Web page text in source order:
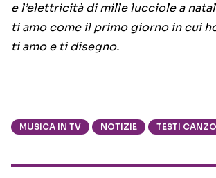
e l’elettricità di mille lucciole a
ti amo come il primo giorno in cui
ti amo e ti disegno.
MUSICA IN TV NOTIZIE TESTI